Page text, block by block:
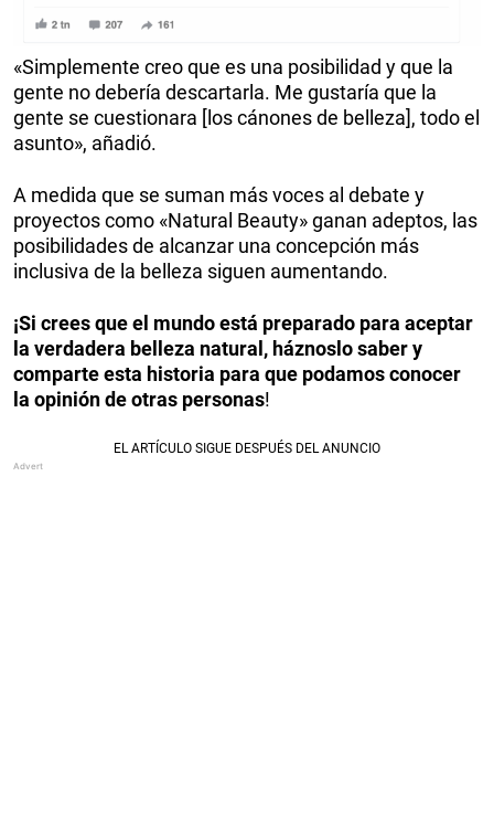
«Simplemente creo que es una posibilidad y que la
gente no debería descartarla. Me gustaría que la
gente se cuestionara [los cánones de belleza], todo el
asunto», añadió.
A medida que se suman más voces al debate y
proyectos como «Natural Beauty» ganan adeptos, las
posibilidades de alcanzar una concepción más
inclusiva de la belleza siguen aumentando.
¡Si crees que el mundo está preparado para aceptar
la verdadera belleza natural, háznoslo saber y
comparte esta historia para que podamos conocer
la opinión de otras personas!